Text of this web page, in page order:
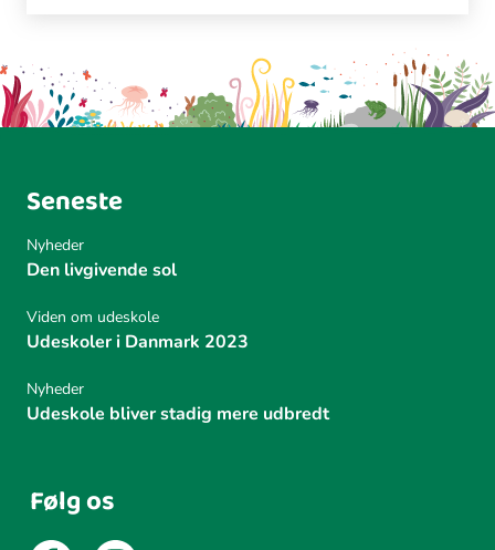
Seneste
Nyheder
Den livgivende sol
Viden om udeskole
Udeskoler i Danmark 2023
Nyheder
Udeskole bliver stadig mere udbredt
Følg os